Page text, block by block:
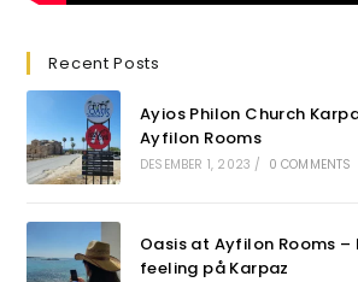
Recent Posts
Ayios Philon Church
Ayfilon Rooms
DESEMBER 1, 2023 / 0 COMMENTS
Oasis at Ayfilon Rooms –
feeling på Karpaz